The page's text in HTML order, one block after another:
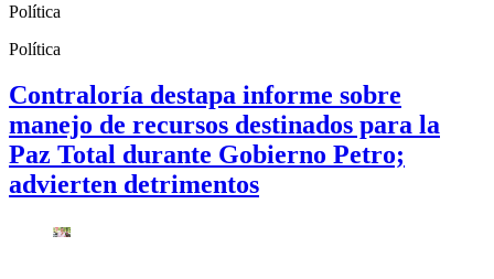
Política
Política
Contraloría destapa informe sobre
manejo de recursos destinados para la
Paz Total durante Gobierno Petro;
advierten detrimentos